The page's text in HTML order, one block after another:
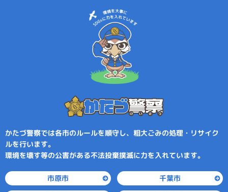
かたづ警察では各市のルールを順守し、粗大ごみの処理・リサイク
ルを行います。
環境を壊す等の公害がある不法投棄撲滅に力を入れています。
市原市 千葉市